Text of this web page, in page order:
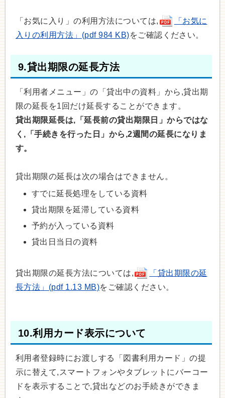
「お気に入り」の利用方法については,
「お気に
入りの利用方法」(pdf 984 KB)をご確認ください。
9.貸出期限の延長方法
「利用者メニュー」の「貸出中の資料」から,貸出期
限の延長を1回だけ延長することができます。
貸出期限延長は,「延長前の貸出期限日」からではな
く,「手続きを行った日」から,2週間の延長になりま
す。
貸出期限の延長は次の場合はできません。
すでに延長処理をしている資料
貸出期限を延滞している資料
予約が入っている資料
貸出日当日の資料
貸出期限の延長方法については,
「貸出期限の延
長方法」(pdf 1.13 MB)をご確認ください。
10.利用カード表示について
利用者登録時にお渡しする「図書利用カード」の提
示に替えて,スマートフォンやタブレットにバーコー
ドを表示することで,貸出などのお手続きができま